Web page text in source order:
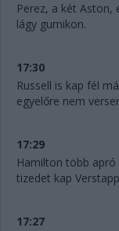
Perez, a két
lágy gumikon.
17:30
Russell is kap fél
egyelőre nem
17:29
Hamilton több
tizedet kap
17:27